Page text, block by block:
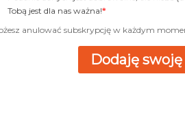
Tobą jest dla nas ważna!
anulować subskrypcję w każdym
Dodaję